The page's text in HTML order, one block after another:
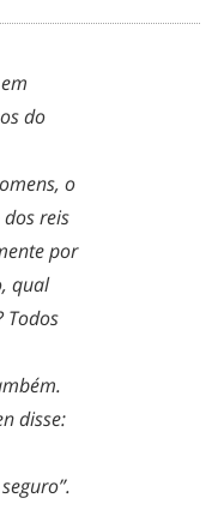
do
o
reis
por
qual
Todos
disse: